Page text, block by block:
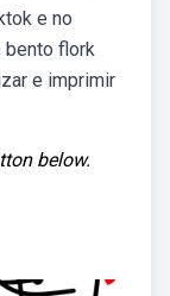
e no
bento flork
e imprimir
below.